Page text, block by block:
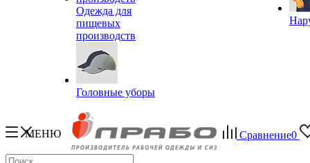
Одежда для
пищевых
производств
Головные уборы
МЕНЮ Сравнение0